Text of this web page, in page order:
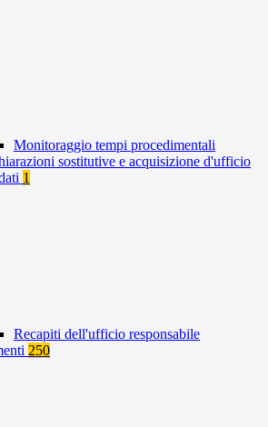
Monitoraggio tempi procedimentali
sostitutive e acquisizione d'ufficio
1
Recapiti dell'ufficio responsabile
250